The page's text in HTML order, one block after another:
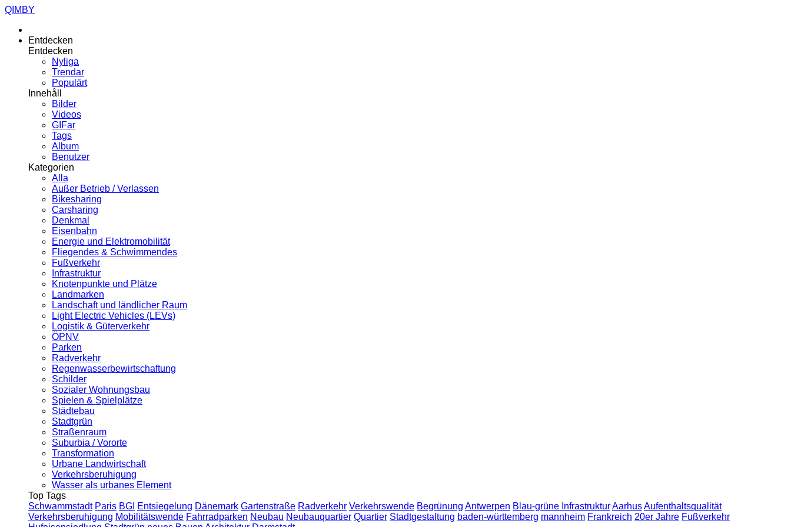
QIMBY
Entdecken
Entdecken
Nyliga
Trendar
Populärt
Innehåll
Bilder
Videos
GIFar
Tags
Album
Benutzer
Kategorien
Alla
Außer Betrieb / Verlassen
Bikesharing
Carsharing
Denkmal
Eisenbahn
Energie und Elektromobilität
Fliegendes & Schwimmendes
Fußverkehr
Infrastruktur
Knotenpunkte und Plätze
Landmarken
Landschaft und ländlicher Raum
Light Electric Vehicles (LEVs)
Logistik & Güterverkehr
ÖPNV
Parken
Radverkehr
Regenwasserbewirtschaftung
Schilder
Sozialer Wohnungsbau
Spielen & Spielplätze
Städtebau
Stadtgrün
Straßenraum
Suburbia / Vororte
Transformation
Urbane Landwirtschaft
Verkehrsberuhigung
Wasser als urbanes Element
Top Tags
Schwammstadt Paris BGI Entsiegelung Dänemark Gartenstraße Radverkehr Verkehrswende Begrünung Antwerpen Blau-grüne InfrastrukturAarhusAufenthaltsqualität
Verkehrsberuhigung Mobilitätswende Fahrradparken Neubau Neubauquartier Quartier Stadtgestaltung baden-württemberg mannheim Frankreich 20er Jahre Fußverkehr